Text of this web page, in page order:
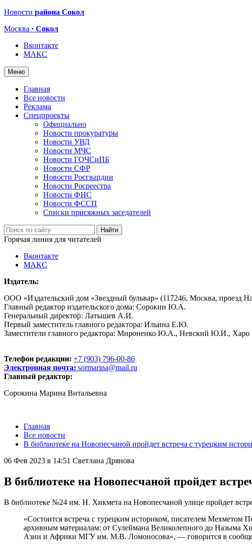
Новости района Сокол
Москва · Сокол
Вконтакте
МАКС
Меню
Главная
Все новости
Реклама
Спецпроекты
Официально
Новости прокуратуры
Новости УВД
Новости МЧС
Новости ГОЧСиПБ
Новости СФР
Новости Росгвардии
Новости Росреестра
Новости ФНС
Новости ФССП
Списки присяжных заседателей
Горячая линия для читателей
Вконтакте
МАКС
Издатель:
ООО «Издательский дом «Звездный бульвар» (117246, Москва, проезд
Главный редактор издательского дома: Сорокин Ю.А.
Генеральный директор: Латышев А.И.
Первый заместитель главного редактора: Ильина Е.Ю.
Заместители главного редактора: Мироненко Ю.А., Невский Ю.И.,
Телефон редакции: +7 (903) 796-00-86
Электронная почта: sormarina@mail.ru
Главный редактор:
Сорокина Марина Витальевна
Главная
Все новости
В библиотеке на Новопесчаной пройдет встреча с турецким
06 Фев 2023 в 14:51 Светлана Дрянова
В библиотеке на Новопесчаной пройдет
В библиотеке №24 им. Н. Хикмета на Новопесчаной улице пройдет
«Состоится встреча с турецким историком, писателем Мехметом
архивным материалам: от Сулеймана Великолепного до Назыма
Азии и Африки МГУ им. М.В. Ломоносова», — говорится в